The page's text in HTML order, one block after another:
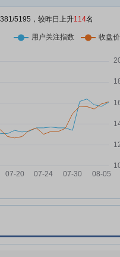
万
04-29
04-29
04-29
381/5195，较昨日上升114名